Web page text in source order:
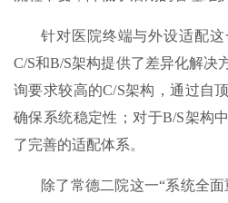
针对医院终端与外设适配
C/S和B/S架构提供了差异化解决
询要求较高的C/S架构，通过自
确保系统稳定性；对于B/S架构
了完善的适配体系。
除了常德二院这一“系统全